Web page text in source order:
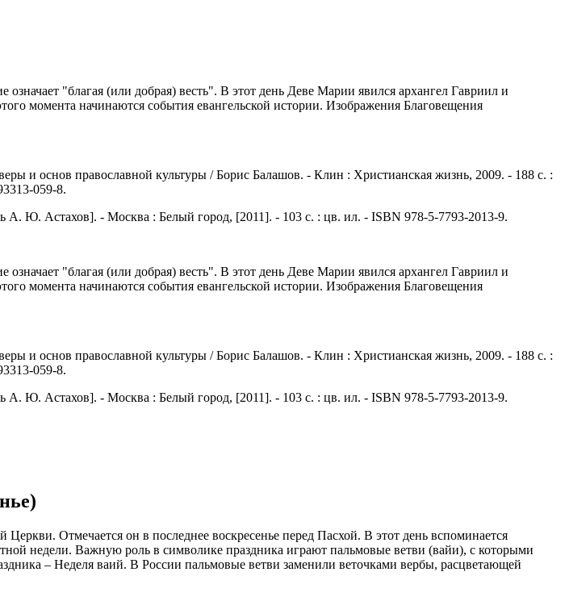
"благая (или добрая) весть". В этот день Деве Марии явился архангел Гавриил и
момента начинаются события евангельской истории. Изображения Благовещения
и основ православной культуры / Борис Балашов. - Клин : Христианская жизнь, 2009. - 188 с. :
059-8.
А. Ю. Астахов]. - Москва : Белый город, [2011]. - 103 с. : цв. ил. - ISBN 978-5-7793-2013-9.
"благая (или добрая) весть". В этот день Деве Марии явился архангел Гавриил и
момента начинаются события евангельской истории. Изображения Благовещения
и основ православной культуры / Борис Балашов. - Клин : Христианская жизнь, 2009. - 188 с. :
059-8.
А. Ю. Астахов]. - Москва : Белый город, [2011]. - 103 с. : цв. ил. - ISBN 978-5-7793-2013-9.
Отмечается он в последнее воскресенье перед Пасхой. В этот день вспоминается
недели. Важную роль в символике праздника играют пальмовые ветви (вайи), с которыми
– Неделя ваий. В России пальмовые ветви заменили веточками вербы, расцветающей